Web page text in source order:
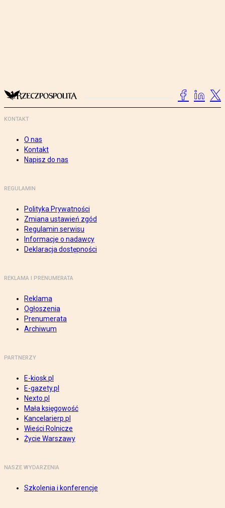
KONTAKT
O nas
Kontakt
Napisz do nas
REGULAMIN
Polityka Prywatności
Zmiana ustawień zgód
Regulamin serwisu
Informacje o nadawcy
Deklaracja dostępności
REKLAMA I PRENUMERATA
Reklama
Ogłoszenia
Prenumerata
Archiwum
PARTNERZY
E-kiosk.pl
E-gazety.pl
Nexto.pl
Mała księgowość
Kancelarierp.pl
Wieści Rolnicze
Życie Warszawy
NASZE WYDARZENIA
Szkolenia i konferencje